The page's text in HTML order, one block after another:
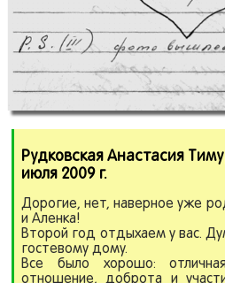
Рудковская Анастасия
июля 2009 г.
Дорогие, нет, наверное уже
и Аленка!
Второй год отдыхаем у вас.
гостевому дому.
Все было хорошо:
отношение, доброта и